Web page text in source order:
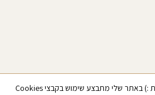
אני אוהבת עוגיות – מקווה שגם את :) באתר שלי מתבצע שימוש בקבצי Cookies